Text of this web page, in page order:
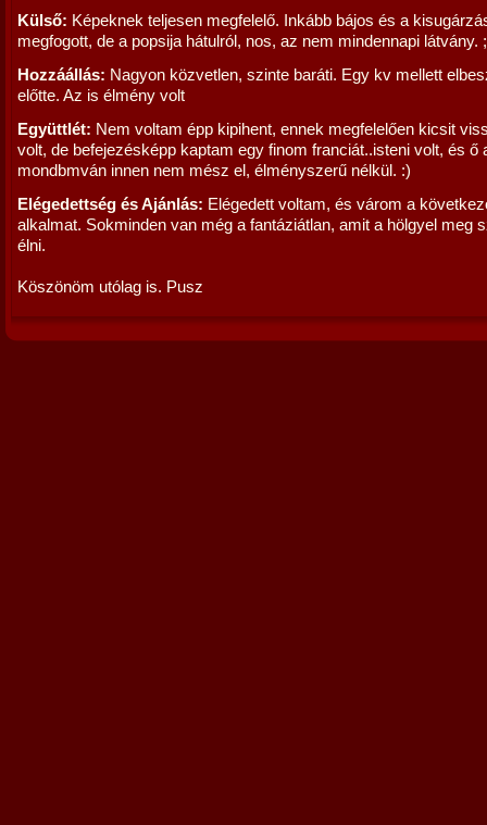
Külső: Képeknek teljesen megfelelő. Inkább bájos és a
megfogott, de a popsija hátulról, nos, az nem mindennapi látvány.
Hozzáállás: Nagyon közvetlen, szinte baráti. Egy kv mellett
előtte. Az is élmény volt
Együttlét: Nem voltam épp kipihent, ennek megfelelően kicsit
volt, de befejezésképp kaptam egy finom franciát..isteni volt, és ő
mondbmván innen nem mész el, élményszerű nélkül. :)
Elégedettség és Ajánlás: Elégedett voltam, és várom a
alkalmat. Sokminden van még a fantáziátlan, amit a hölgyel meg
élni.
Köszönöm utólag is. Pusz